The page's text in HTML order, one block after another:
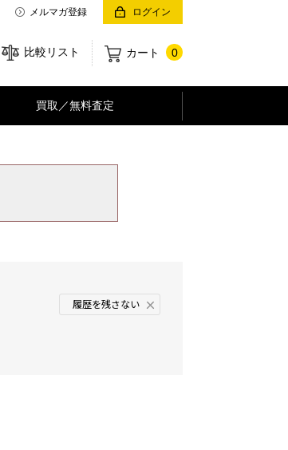
メルマガ登録 ログイン
カート 0
比較リスト
買取／無料査定
履歴を残さない